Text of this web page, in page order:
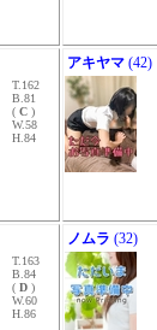
T.162
B.81
( C )
W.58
H.84
アキヤマ (42)
T.163
B.84
( D )
W.60
H.86
ノムラ (32)